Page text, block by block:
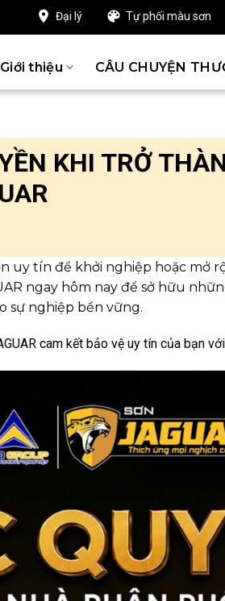
Đại lý Tự phối màu sơn
Giới thiệu CÂU CHUYỆN
KHI TRỞ
uy tín để khởi nghiệp hoặc mở
ngay hôm nay để sở hữu
sự nghiệp bền vững.
cam kết bảo vệ uy tín của bạn